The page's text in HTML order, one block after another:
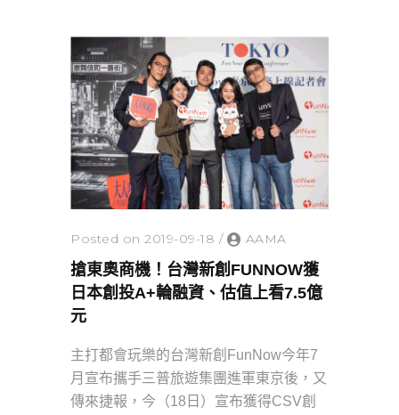
Posted on 2019-09-18 / AAMA
搶東奧商機！台灣新創FUNNOW獲
日本創投A+輪融資、估值上看7.5億
元
主打都會玩樂的台灣新創FunNow今年7
月宣布攜手三普旅遊集團進軍東京後，又
傳來捷報，今（18日）宣布獲得CSV創